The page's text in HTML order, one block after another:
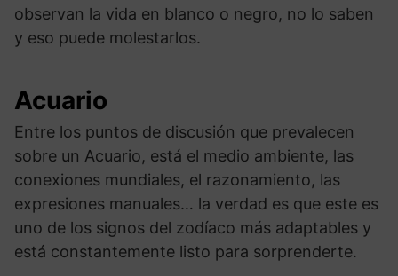
observan la vida en blanco o negro, no lo saben
y eso puede molestarlos.
Acuario
Entre los puntos de discusión que prevalecen
sobre un Acuario, está el medio ambiente, las
conexiones mundiales, el razonamiento, las
expresiones manuales… la verdad es que este es
uno de los signos del zodíaco más adaptables y
está constantemente listo para sorprenderte.